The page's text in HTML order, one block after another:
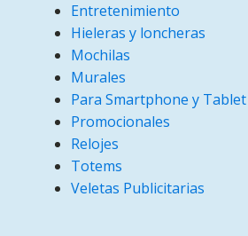
Entretenimiento
Hieleras y loncheras
Mochilas
Murales
Para Smartphone y Tablet
Promocionales
Relojes
Totems
Veletas Publicitarias